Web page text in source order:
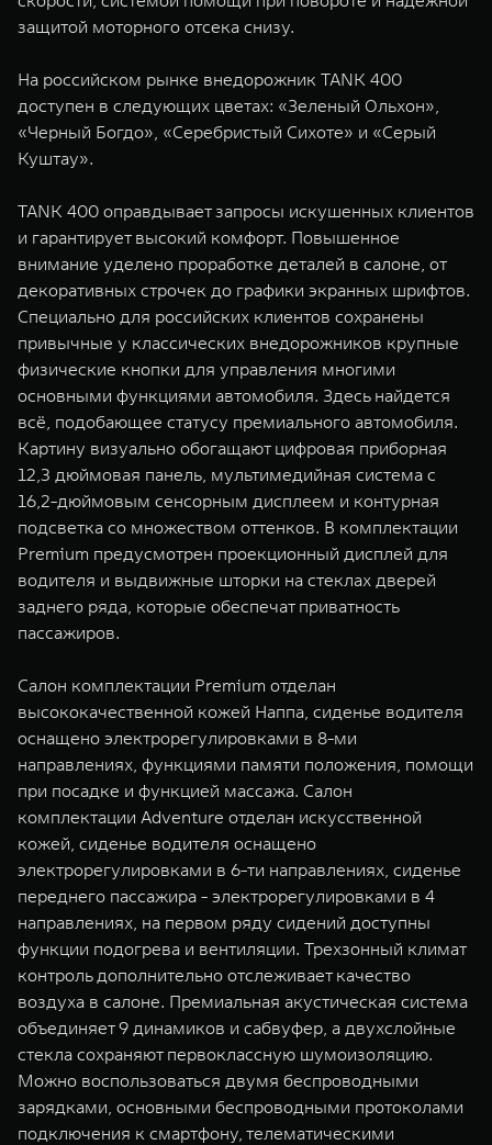
защитой моторного отсека снизу.
На российском рынке внедорожник TANK 400
доступен в следующих цветах: «Зеленый Ольхон»,
«Черный Богдо», «Серебристый Сихоте» и «Серый
Куштау».
TANK 400 оправдывает запросы искушенных клиентов
и гарантирует высокий комфорт. Повышенное
внимание уделено проработке деталей в салоне, от
декоративных строчек до графики экранных шрифтов.
Специально для российских клиентов сохранены
привычные у классических внедорожников крупные
физические кнопки для управления многими
основными функциями автомобиля. Здесь найдется
всё, подобающее статусу премиального автомобиля.
Картину визуально обогащают цифровая приборная
12,3 дюймовая панель, мультимедийная система с
16,2-дюймовым сенсорным дисплеем и контурная
подсветка со множеством оттенков. В комплектации
Premium предусмотрен проекционный дисплей для
водителя и выдвижные шторки на стеклах дверей
заднего ряда, которые обеспечат приватность
пассажиров.
Салон комплектации Premium отделан
высококачественной кожей Наппа, сиденье водителя
оснащено электрорегулировками в 8-ми
направлениях, функциями памяти положения, помощи
при посадке и функцией массажа. Салон
комплектации Adventure отделан искусственной
кожей, сиденье водителя оснащено
электрорегулировками в 6-ти направлениях, сиденье
переднего пассажира - электрорегулировками в 4
направлениях, на первом ряду сидений доступны
функции подогрева и вентиляции. Трехзонный климат
контроль дополнительно отслеживает качество
воздуха в салоне. Премиальная акустическая система
объединяет 9 динамиков и сабвуфер, а двухслойные
стекла сохраняют первоклассную шумоизоляцию.
Можно воспользоваться двумя беспроводными
зарядками, основными беспроводными протоколами
подключения к смартфону, телематическими